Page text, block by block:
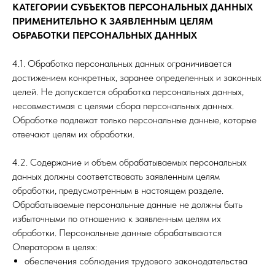
КАТЕГОРИИ СУБЪЕКТОВ ПЕРСОНАЛЬНЫХ ДАННЫХ
ПРИМЕНИТЕЛЬНО К ЗАЯВЛЕННЫМ ЦЕЛЯМ
ОБРАБОТКИ ПЕРСОНАЛЬНЫХ ДАННЫХ
4.1. Обработка персональных данных ограничивается
достижением конкретных, заранее определенных и законных
целей. Не допускается обработка персональных данных,
несовместимая с целями сбора персональных данных.
Обработке подлежат только персональные данные, которые
отвечают целям их обработки.
4.2. Содержание и объем обрабатываемых персональных
данных должны соответствовать заявленным целям
обработки, предусмотренным в настоящем разделе.
Обрабатываемые персональные данные не должны быть
избыточными по отношению к заявленным целям их
обработки. Персональные данные обрабатываются
Оператором в целях:
обеспечения соблюдения трудового законодательства